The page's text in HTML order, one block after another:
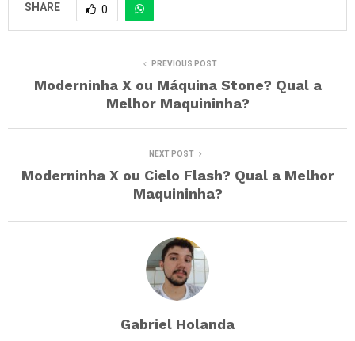
SHARE 0
PREVIOUS POST
Moderninha X ou Máquina Stone? Qual a
Melhor Maquininha?
NEXT POST
Moderninha X ou Cielo Flash? Qual a Melhor
Maquininha?
Gabriel Holanda